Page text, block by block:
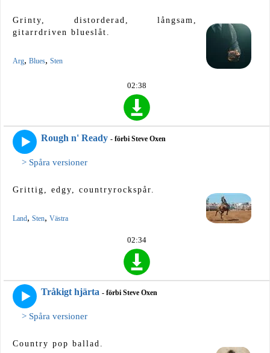
Grinty, distorderad, långsam,
gitarrdriven blueslåt.
Arg, Blues, Sten
02:38
Rough n' Ready - förbi Steve Oxen
> Spåra versioner
Grittig, edgy, countryrockspår.
Land, Sten, Västra
02:34
Tråkigt hjärta - förbi Steve Oxen
> Spåra versioner
Country pop ballad.